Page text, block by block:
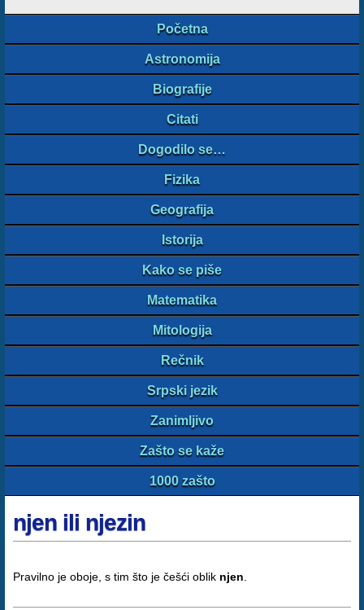
Početna
Astronomija
Biografije
Citati
Dogodilo se…
Fizika
Geografija
Istorija
Kako se piše
Matematika
Mitologija
Rečnik
Srpski jezik
Zanimljivo
Zašto se kaže
1000 zašto
njen ili njezin
Pravilno je oboje, s tim što je češći oblik njen